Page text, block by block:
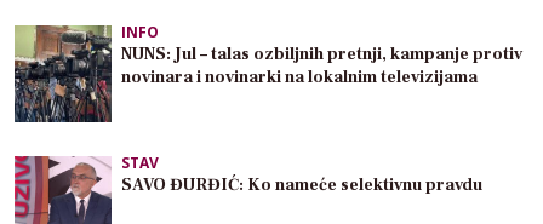
INFO
NUNS: Jul – talas ozbiljnih pretnji, kampanje protiv
novinara i novinarki na lokalnim televizijama
STAV
SAVO ĐURĐIĆ: Ko nameće selektivnu pravdu